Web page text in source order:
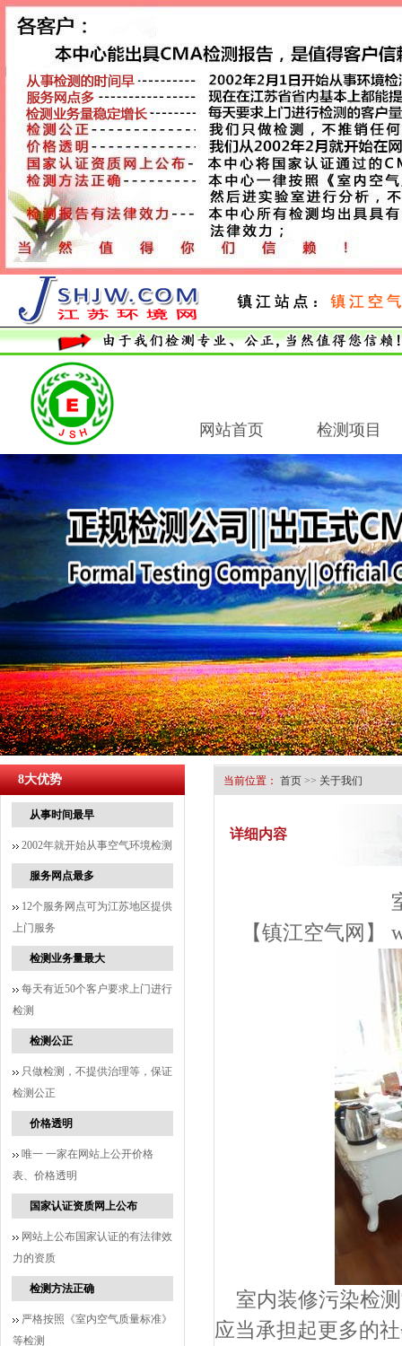
网站首页 检测项目
8大优势
从事时间最早
2002年就开始从事空气环境检测
服务网点最多
12个服务网点可为江苏地区提供
上门服务
检测业务量最大
每天有近50个客户要求上门进行
检测
检测公正
只做检测，不提供治理等，保证
检测公正
价格透明
唯一 一家在网站上公开价格
表、价格透明
国家认证资质网上公布
网站上公布国家认证的有法律效
力的资质
检测方法正确
严格按照《室内空气质量标准》
等检测
当前位置： 首页 >> 关于我们
详细内容
【镇江空气网】
室内装修污染检
应当承担起更多的